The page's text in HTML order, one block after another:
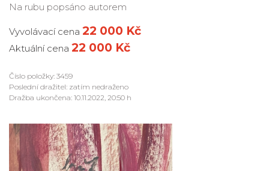
Na rubu popsáno autorem
Vyvolávací cena 22 000 Kč
Aktuální cena 22 000 Kč
Číslo položky: 3459
Poslední dražitel: zatím nedraženo
Dražba ukončena: 10.11.2022, 20:50 h